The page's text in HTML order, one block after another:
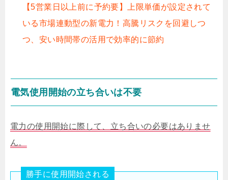
【5営業日以上前に予約要】上限単価が設定されて
いる市場連動型の新電力！高騰リスクを回避しつ
つ、安い時間帯の活用で効率的に節約
電気使用開始の立ち合いは不要
電力の使用開始に際して、立ち合いの必要はありませ
ん。
勝手に使用開始される